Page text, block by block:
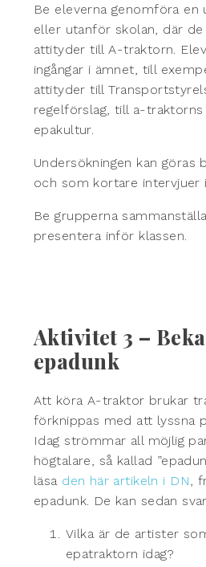
Be eleverna genomföra en
eller utanför skolan, där
attityder till A-traktorn.
ingångar i ämnet, till
attityder till
regelförslag, till a-
epakultur.
Undersökningen kan göras
och som kortare intervjuer
Be grupperna
presentera inför klassen.
Aktivitet 3 –
epadunk
Att köra A-traktor brukar
förknippas med att lyssna
Idag strömmar all möjlig
högtalare, så kallad
läsa den här artikeln i DN,
epadunk. De kan sedan
Vilka är de artister
epatraktorn idag?